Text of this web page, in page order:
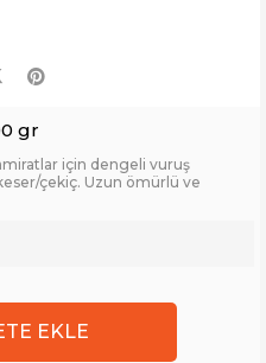
gr
için dengeli vuruş
çekiç. Uzun ömürlü ve